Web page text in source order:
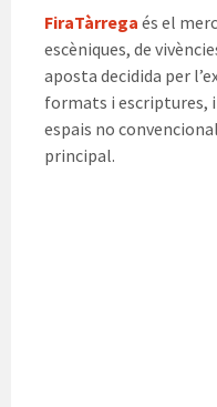
FiraTàrrega és el
escèniques, de
aposta decidida per
formats i escriptures,
espais no
principal.